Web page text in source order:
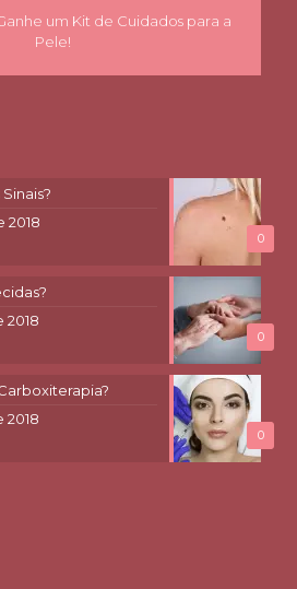
um Kit de Cuidados para a
Pele!
0
2018
0
2018
0
2018